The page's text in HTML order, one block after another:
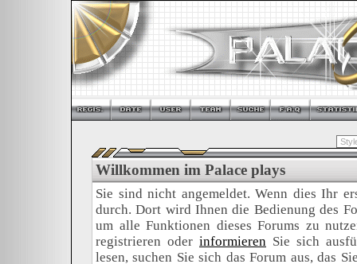
Willkommen im Palace plays
Sie sind nicht angemeldet. Wenn dies Ihr
durch. Dort wird Ihnen die Bedienung des
um alle Funktionen dieses Forums zu
registrieren oder informieren Sie sich
lesen, suchen Sie sich das Forum aus, das